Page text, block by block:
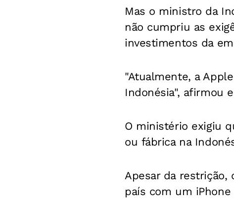
Mas o ministro da
não cumpriu as
investimentos da
"Atualmente, a
Indonésia", afirmou
O ministério exigiu
ou fábrica na
Apesar da
país com um